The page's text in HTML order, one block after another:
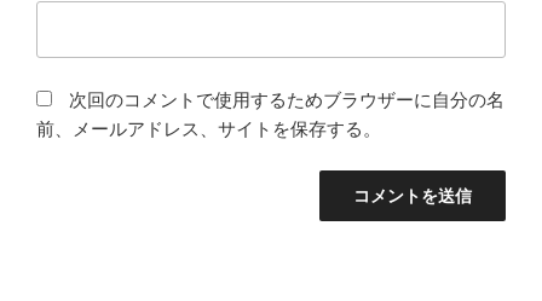
次回のコメントで使用するためブラウザーに自分の名
前、メールアドレス、サイトを保存する。